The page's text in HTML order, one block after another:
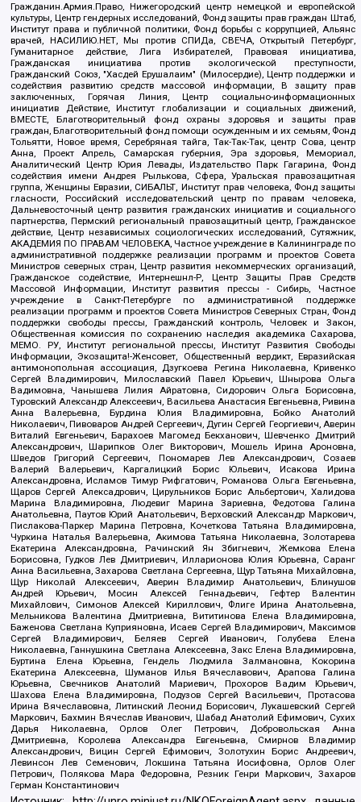
Гражданин.Армия.Право, Нижегородский центр немецкой и европейской
культуры, Центр гендерных исследований, Фонд защиты прав граждан Штаб,
Институт права и публичной политики, Фонд борьбы с коррупцией, Альянс
врачей, НАСИЛИЮ.НЕТ, Мы против СПИДа, СВЕЧА, Открытый Петербург,
Гуманитарное действие, Лига Избирателей, Правовая инициатива,
Гражданская инициатива против экологической преступности,
Гражданский Союз, "Хасдей Ерушалаим" (Милосердие), Центр поддержки и
содействия развитию средств массовой информации, В защиту прав
заключенных, Горячая Линия, Центр социально-информационных
инициатив Действие, Институт глобализации и социальных движений,
ВМЕСТЕ, Благотворительный фонд охраны здоровья и защиты прав
граждан, Благотворительный фонд помощи осужденным и их семьям, Фонд
Тольятти, Новое время, Серебряная тайга, Так-Так-Так, центр Сова, центр
Анна, Проект Апрель, Самарская губерния, Эра здоровья, Мемориал,
Аналитический Центр Юрия Левады, Издательство Парк Гагарина, Фонд
содействия имени Андрея Рылькова, Сфера, Уральская правозащитная
группа, Женщины Евразии, СИБАЛЬТ, Институт прав человека, Фонд защиты
гласности, Российский исследовательский центр по правам человека,
Дальневосточный центр развития гражданских инициатив и социального
партнерства, Пермский региональный правозащитный центр, Гражданское
действие, Центр независимых социологических исследований, Сутяжник,
АКАДЕМИЯ ПО ПРАВАМ ЧЕЛОВЕКА, Частное учреждение в Калининграде по
административной поддержке реализации программ и проектов Совета
Министров северных стран, Центр развития некоммерческих организаций,
Гражданское содействие, Интернешнл-Р, Центр Защиты Прав Средств
Массовой Информации, Институт развития прессы - Сибирь, Частное
учреждение в Санкт-Петербурге по административной поддержке
реализации программ и проектов Совета Министров Северных Стран, Фонд
поддержки свободы прессы, Гражданский контроль, Человек и Закон,
Общественная комиссия по сохранению наследия академика Сахарова,
МЕМО. РУ, Институт региональной прессы, Институт Развития Свободы
Информации, Экозащита!-Женсовет, Общественный вердикт, Евразийская
антимонопольная ассоциация, Дзугкоева Регина Николаевна, Кривенко
Сергей Владимирович, Милославский Павел Юрьевич, Шнырова Ольга
Вадимовна, Чанышева Лилия Айратовна, Сидорович Ольга Борисовна,
Туровский Александр Алексеевич, Васильева Анастасия Евгеньевна, Ривина
Анна Валерьевна, Бурдина Юлия Владимировна, Бойко Анатолий
Николаевич, Пивоваров Андрей Сергеевич, Дугин Сергей Георгиевич, Аверин
Виталий Евгеньевич, Барахоев Магомед Бекханович, Шевченко Дмитрий
Александрович, Шарипков Олег Викторович, Мошель Ирина Ароновна,
Шведов Григорий Сергеевич, Пономарев Лев Александрович, Созаев
Валерий Валерьевич, Каргалицкий Борис Юльевич, Исакова Ирина
Александровна, Исламов Тимур Рифгатович, Романова Ольга Евгеньевна,
Щаров Сергей Алексадрович, Цирульников Борис Альбертович, Халидова
Марина Владимировна, Людевиг Марина Зариевна, Федотова Галина
Анатольевна, Паутов Юрий Анатольевич, Верховский Александр Маркович,
Пислакова-Паркер Марина Петровна, Кочеткова Татьяна Владимировна,
Чуркина Наталья Валерьевна, Акимова Татьяна Николаевна, Золотарева
Екатерина Александровна, Рачинский Ян Збигневич, Жемкова Елена
Борисовна, Гудков Лев Дмитриевич, Илларионова Юлия Юрьевна, Саранг
Анна Васильевна, Захарова Светлана Сергеевна, Щур Татьяна Михайловна,
Щур Николай Алексеевич, Аверин Владимир Анатольевич, Блинушов
Андрей Юрьевич, Мосин Алексей Геннадьевич, Гефтер Валентин
Михайлович, Симонов Алексей Кириллович, Флиге Ирина Анатольевна,
Мельникова Валентина Дмитриевна, Вититинова Елена Владимировна,
Баженова Светлана Куприяновна, Исаев Сергей Владимирович, Максимов
Сергей Владимирович, Беляев Сергей Иванович, Голубева Елена
Николаевна, Ганнушкина Светлана Алексеевна, Закс Елена Владимировна,
Буртина Елена Юрьевна, Гендель Людмила Залмановна, Кокорина
Екатерина Алексеевна, Шуманов Илья Вячеславович, Арапова Галина
Юрьевна, Свечников Анатолий Мариевич, Прохоров Вадим Юрьевич,
Шахова Елена Владимировна, Подузов Сергей Васильевич, Протасова
Ирина Вячеславовна, Литинский Леонид Борисович, Лукашевский Сергей
Маркович, Бахмин Вячеслав Иванович, Шабад Анатолий Ефимович, Сухих
Дарья Николаевна, Орлов Олег Петрович, Добровольская Анна
Дмитриевна, Королева Александра Евгеньевна, Смирнов Владимир
Александрович, Вицин Сергей Ефимович, Золотухин Борис Андреевич,
Левинсон Лев Семенович, Локшина Татьяна Иосифовна, Орлов Олег
Петрович, Полякова Мара Федоровна, Резник Генри Маркович, Захаров
Герман Константинович